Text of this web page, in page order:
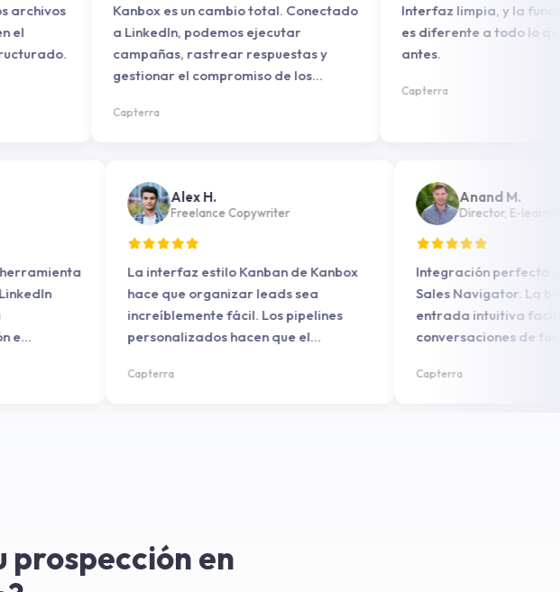
Kanbox es un cambio total. Conectado
a LinkedIn, podemos ejecutar
campañas, rastrear respuestas y
gestionar el compromiso de los
Capterra
Interfaz limpia, y la función
es diferente a todo lo que he
antes.
Capterra
herramienta
LinkedIn
la
e
Alex H.
Freelance Copywriter
La interfaz estilo Kanban de Kanbox
hace que organizar leads sea
increíblemente fácil. Los pipelines
personalizados hacen que el
fluido.
Capterra
Anand M.
Director, E-
Integración
Sales
entrada
conversaciones
Capterra
prospección en